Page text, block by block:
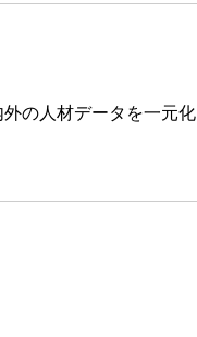
の人材データを一元化